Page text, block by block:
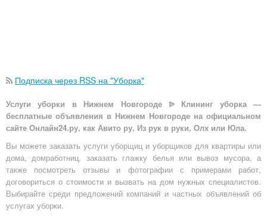
Подписка через RSS на "Уборка"
Услуги уборки в Нижнем Новгороде ᐉ Клининг уборка —
бесплатные объявления в Нижнем Новгороде на официальном
сайте Онлайн24.ру, как Авито ру, Из рук в руки, Олх или Юла.
Вы можете заказать услуги уборщиц и уборщиков для квартиры или
дома, домработниц, заказать глажку белья или вывоз мусора, а
также посмотреть отзывы и фотографии с примерами работ,
договориться о стоимости и вызвать на дом нужных специалистов.
Выбирайте среди предложений компаний и частных объявлений об
услугах уборки.